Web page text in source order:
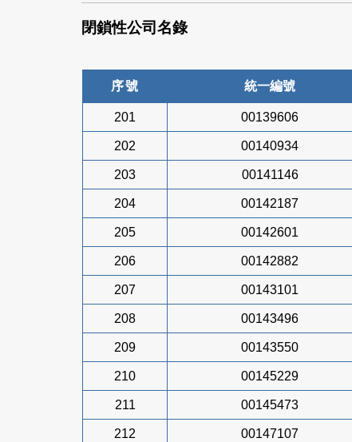
閉鎖性公司名錄
序號 統一編號
201 00139606
202 00140934
203 00141146
204 00142187
205 00142601
206 00142882
207 00143101
208 00143496
209 00143550
210 00145229
211 00145473
212 00147107